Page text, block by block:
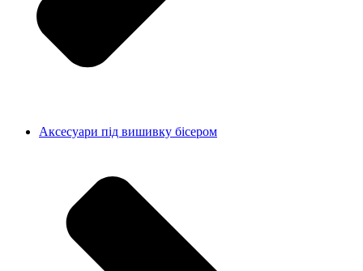
Аксесуари під вишивку бісером